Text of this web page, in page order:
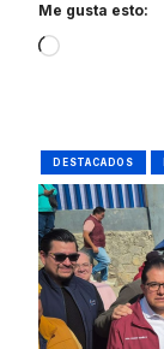
Me gusta esto:
Loading…
DESTACADOS